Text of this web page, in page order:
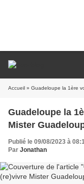
Accueil » Guadeloupe la 1ère
Guadeloupe la
Mister
Publié le 09/08/2023 à
Par Jonathan